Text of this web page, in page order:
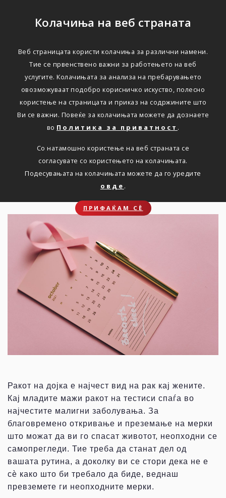
Колачиња на веб страната
Веб страницата користи колачиња за различни намени.
Тие се првенствено важни за работењето на веб
услугите. Колачињата за анализа на пребарувањето
овозможуваат подобро корисничко искуство, полесно
користење на страницата и приказ на содржините што
Ви се важни. Повеќе за колачињата можете да дознаете
во Политика за приватност .
Со натамошно користење на веб страната се
согласувате со користењето на колачињата.
Подесувањата на колачињата можете да го уредите
овде .
ПРИФАЌАМ СЀ
Колку се сакате себеси?
Новости КОЛКУ СЕ САКАТЕ СЕБЕСИ?
Ви препорачуваме
самопрегледите да станат
дел од вашето секојдневие.
Ракот на дојка е најчест вид на рак кај жените.
Кај младите мажи ракот на тестиси спаѓа во
најчестите малигни заболувања. За
благовремено откривање и преземање на мерки
што можат да ви го спасат животот, неопходни се
самопрегледи. Тие треба да станат дел од
вашата рутина, а доколку ви се стори дека не е
сѐ како што би требало да биде, веднаш
превземете ги неопходните мерки.